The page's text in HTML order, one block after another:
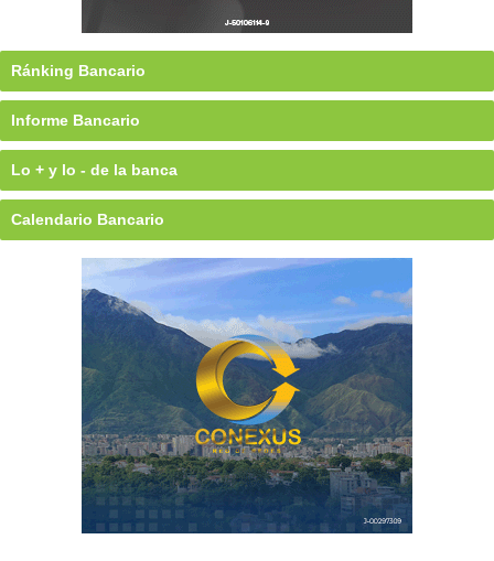
Ránking Bancario
Informe Bancario
Lo + y lo - de la banca
Calendario Bancario